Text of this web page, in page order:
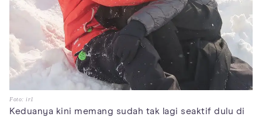
Foto: ir1
Keduanya kini memang sudah tak lagi seaktif dulu di